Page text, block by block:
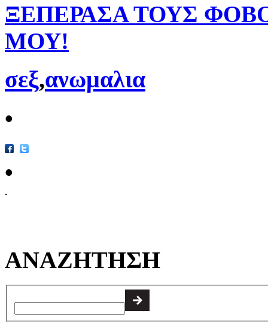
ΞΕΠΕΡΑΣΑ ΤΟΥΣ
ΜΟΥ!
σεξ,ανωμαλια
•
•
ΑΝΑΖΗΤΗΣΗ